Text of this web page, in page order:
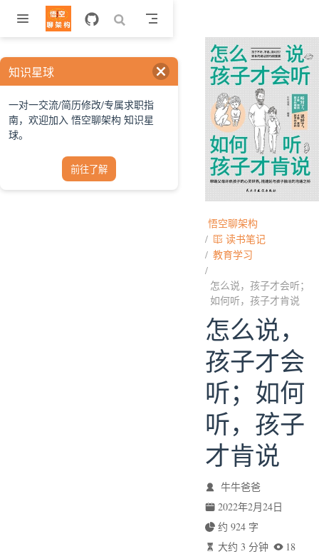
跳至主要內容
悟空聊架构
读书笔记
教育学习
怎么说，孩子才会听；
如何听，孩子才肯说
怎么说，
孩子才会
听；如何
听，孩子
才肯说
牛牛爸爸
2022年2月24日
约 924 字
大约 3 分钟
18
知识星球
一对一交流/简历修改/专属求职指
南，欢迎加入 悟空聊架构 知识星
球。
前往了解